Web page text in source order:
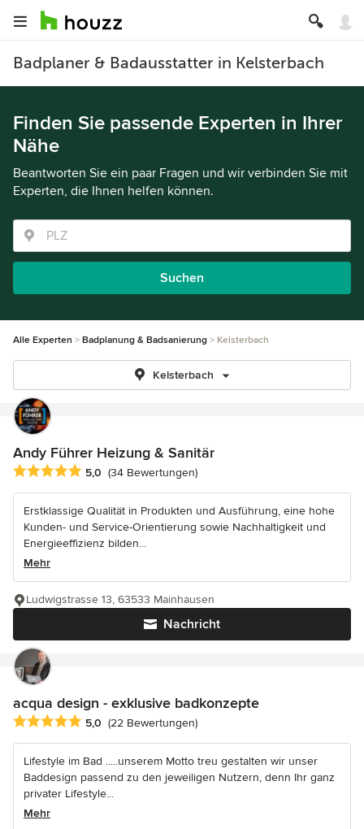
Badplaner & Badausstatter in Kelsterbach
Finden Sie passende Experten in Ihrer
Nähe
Beantworten Sie ein paar Fragen und wir verbinden Sie mit
Experten, die Ihnen helfen können.
Suchen
Alle Experten Badplanung & Badsanierung Kelsterbach
Kelsterbach
Andy Führer Heizung & Sanitär
Durchschnittliche Bewertung: 5 von 5 Sternen
5,0 (34 Bewertungen)
Erstklassige Qualität in Produkten und Ausführung, eine hohe
Kunden- und Service-Orientierung sowie Nachhaltigkeit und
Energieeffizienz bilden...
Mehr
Nachricht
Ludwigstrasse 13, 63533 Mainhausen
acqua design - exklusive badkonzepte
Durchschnittliche Bewertung: 5 von 5 Sternen
5,0 (22 Bewertungen)
Lifestyle im Bad .....unserem Motto treu gestalten wir unser
Baddesign passend zu den jeweiligen Nutzern, denn Ihr ganz
privater Lifestyle...
Mehr